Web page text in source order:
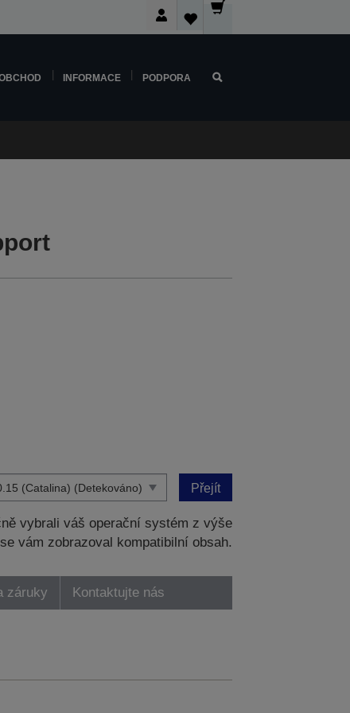
INFORMACE PODPORA
Přejít
vybrali váš operační systém z výše
vám zobrazoval kompatibilní obsah.
záruky Kontaktujte nás